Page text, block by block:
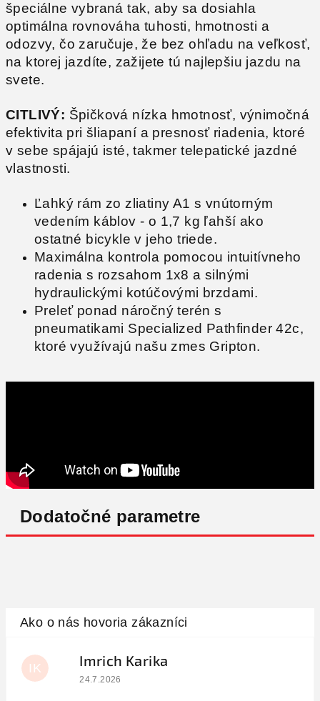
špeciálne vybraná tak, aby sa dosiahla
optimálna rovnováha tuhosti, hmotnosti a
odozvy, čo zaručuje, že bez ohľadu na veľkosť,
na ktorej jazdíte, zažijete tú najlepšiu jazdu na
svete.
CITLIVÝ: Špičková nízka hmotnosť, výnimočná
efektivita pri šliapaní a presnosť riadenia, ktoré
v sebe spájajú isté, takmer telepatické jazdné
vlastnosti.
Ľahký rám zo zliatiny A1 s vnútorným
vedením káblov - o 1,7 kg ľahší ako
ostatné bicykle v jeho triede.
Maximálna kontrola pomocou intuitívneho
radenia s rozsahom 1x8 a silnými
hydraulickými kotúčovými brzdami.
Preleť ponad náročný terén s
pneumatikami Specialized Pathfinder 42c,
ktoré využívajú našu zmes Gripton.
Dodatočné parametre
IK Imrich Karika
Hodnotenie obchodu je 5 z 5 hviezdičiek.
24.7.2026